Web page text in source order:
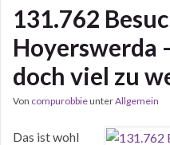
131.762
Hoyerswerda
doch viel zu
Von compurobbieunterAllgemein
Das ist wohl